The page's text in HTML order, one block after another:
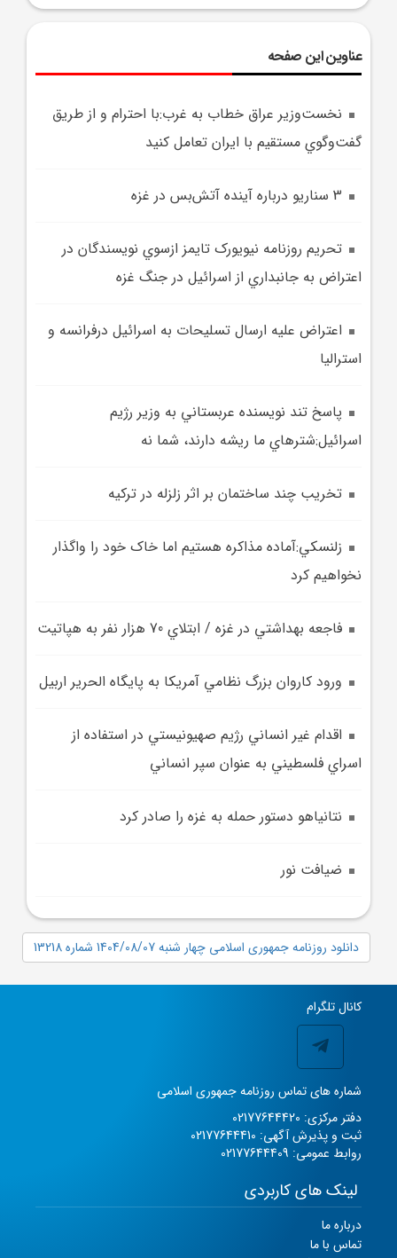
عناوین این صفحه
نخست‌وزير عراق خطاب به غرب:با احترام و از طريق
گفت‌وگوي مستقيم با ايران تعامل کنيد
3 سناريو درباره آينده آتش‌بس در غزه
تحريم روزنامه نيويورک تايمز ازسوي نويسندگان در
اعتراض به جانبداري از اسرائيل در جنگ غزه
اعتراض علیه ارسال تسلیحات به اسرائیل درفرانسه و
استرالیا
پاسخ تند نويسنده عربستاني به وزير رژيم
اسرائيل:شترهاي ما ريشه دارند، شما نه
تخريب چند ساختمان بر اثر زلزله در ترکيه
زلنسکي:آماده مذاکره هستيم اما خاک خود را واگذار
نخواهيم کرد
فاجعه بهداشتي در غزه / ابتلاي 70 هزار نفر به هپاتيت
ورود کاروان بزرگ نظامي آمريکا به پايگاه الحرير اربيل
اقدام غير انساني رژيم صهيونيستي در استفاده از
اسراي فلسطيني به عنوان سپر انساني
نتانياهو دستور حمله به غزه را صادر کرد
ضيافت نور
دانلود روزنامه جمهوری اسلامی چهار شنبه 1404/08/07 شماره 13218
کانال تلگرام
شماره های تماس روزنامه جمهوری اسلامی
دفتر مرکزی: 02177644420
ثبت و پذیرش آگهی: 02177644410
روابط عمومی: 02177644409
لینک های کاربردی
درباره ما
تماس با ما